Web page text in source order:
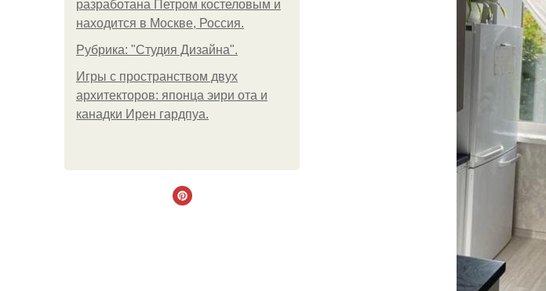
разработана Петром костеловым и
находится в Москве, Россия.
Рубрика: "Студия Дизайна".
Игры с пространством двух
архитекторов: японца эири ота и
канадки Ирен гардпуа.